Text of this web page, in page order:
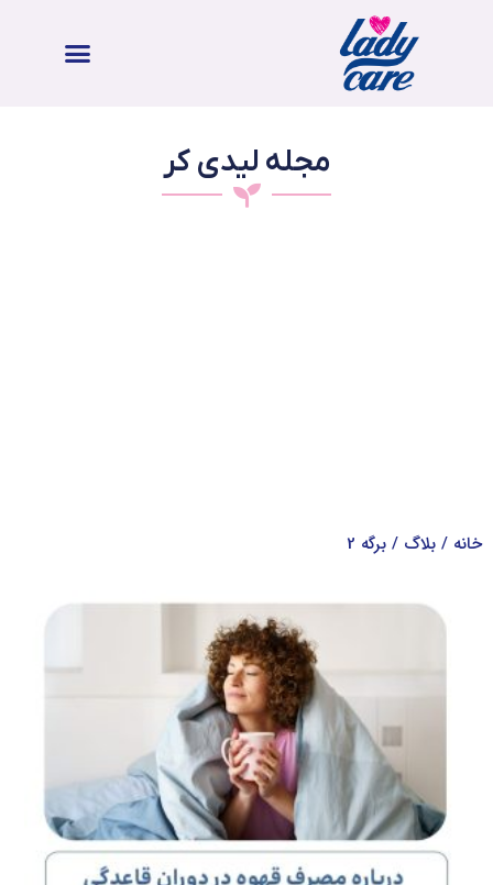
مجله لیدی کر
خانه / بلاگ / برگه 2